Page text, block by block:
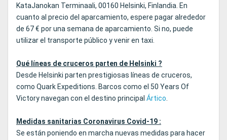
KataJanokan Terminaali, 00160 Helsinki, Finlandia. En
cuanto al precio del aparcamiento, espere pagar alrededor
de 67 € por una semana de aparcamiento. Si no, puede
utilizar el transporte público y venir en taxi.
Qué líneas de cruceros parten de Helsinki ?
Desde Helsinki parten prestigiosas líneas de cruceros,
como Quark Expeditions. Barcos como el 50 Years Of
Victory navegan con el destino principal Ártico.
Medidas sanitarias Coronavirus Covid-19 :
Se están poniendo en marcha nuevas medidas para hacer